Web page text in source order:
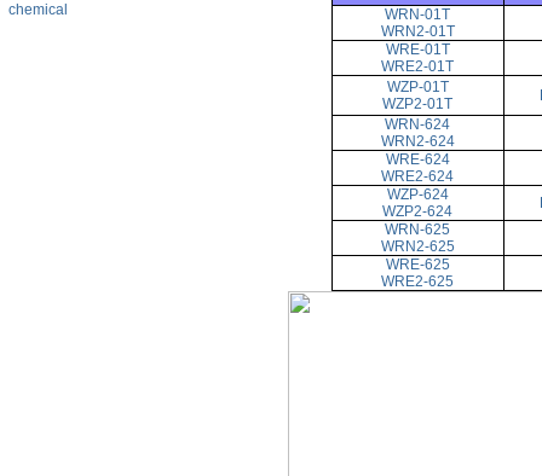
chemical
WRN-01T
WRN2-01T
WRE-01T
WRE2-01T
WZP-01T
WZP2-01T
WRN-624
WRN2-624
WRE-624
WRE2-624
WZP-624
WZP2-624
WRN-625
WRN2-625
WRE-625
WRE2-625